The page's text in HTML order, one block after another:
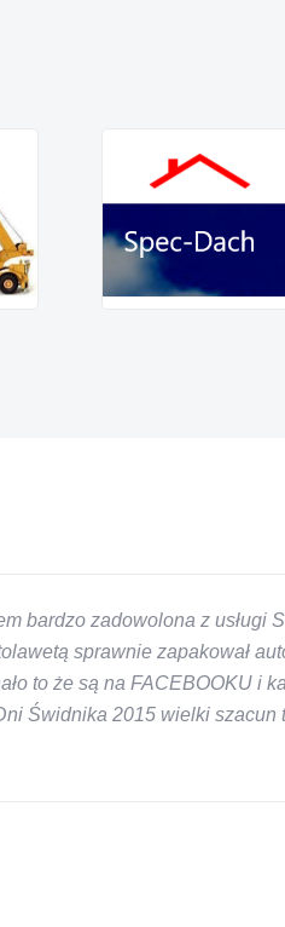
bardzo zadowolona z usługi
sprawnie zapakował
to że są na FACEBOOKU i
Świdnika 2015 wielki szacun